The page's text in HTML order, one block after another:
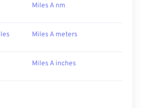
Miles A nm
Miles A meters
Miles A inches